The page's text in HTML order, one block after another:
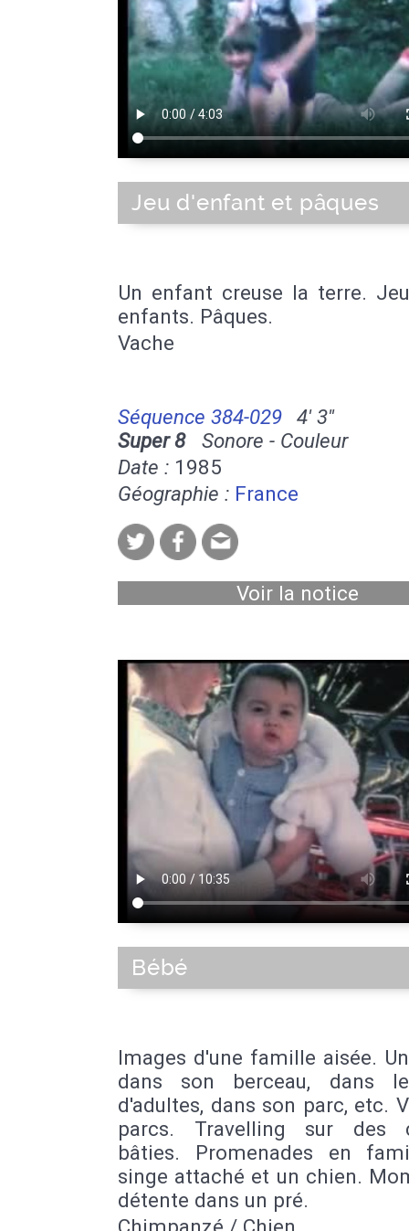
Jeu d'enfant et pâques
Un enfant creuse la terre.
enfants. Pâques.
Vache
Séquence 384-029
4' 3''
Super 8Sonore - Couleur
Date : 1985
Géographie : France
Voir la notice
Bébé
Images d'une famille aisée.
dans son berceau, dans
d'adultes, dans son parc, etc.
parcs. Travelling sur des
bâties. Promenades en
singe attaché et un chien.
détente dans un pré.